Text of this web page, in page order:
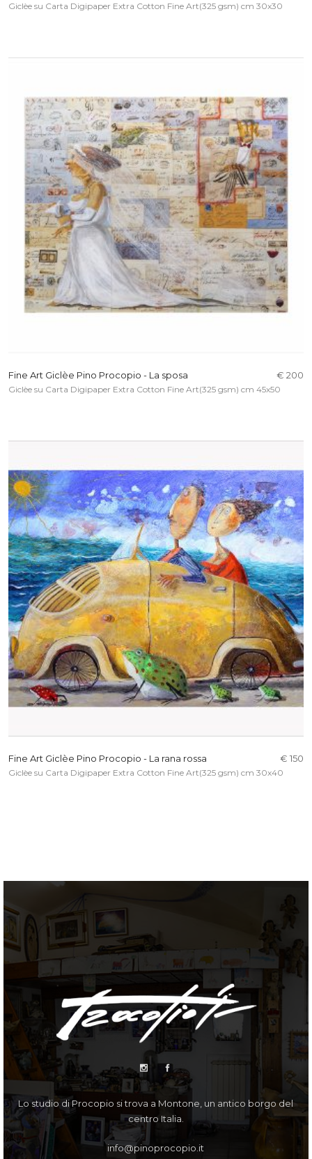
Giclèe su Carta Digipaper Extra Cotton Fine Art(325 gsm) cm 30x30
Fine Art Giclèe Pino Procopio - La sposa € 200
Giclèe su Carta Digipaper Extra Cotton Fine Art(325 gsm) cm 45x50
Fine Art Giclèe Pino Procopio - La rana rossa € 150
Giclèe su Carta Digipaper Extra Cotton Fine Art(325 gsm) cm 30x40
Lo studio di Procopio si trova a Montone, un antico borgo del
centro Italia.
info@pinoprocopio.it